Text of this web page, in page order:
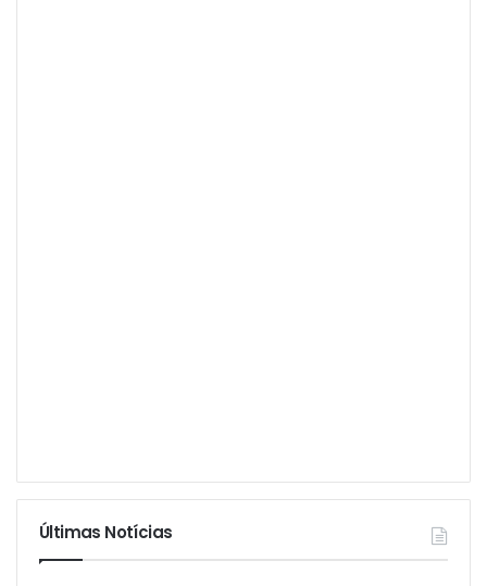
Últimas Notícias